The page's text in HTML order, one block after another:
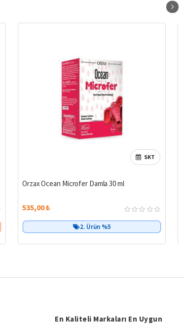
Çok Satan
SKT
Orzax Ocean Microfer Damla 30 ml
535,00 ₺
2. Ürün %5
En Kaliteli Markaları En Uygun